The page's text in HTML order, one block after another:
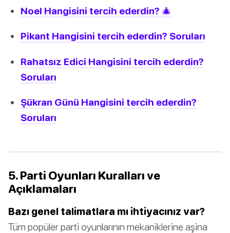
Noel Hangisini tercih ederdin? 🎄
Pikant Hangisini tercih ederdin? Soruları
Rahatsız Edici Hangisini tercih ederdin?
Soruları
Şükran Günü Hangisini tercih ederdin?
Soruları
5. Parti Oyunları Kuralları ve
Açıklamaları
Bazı genel talimatlara mı ihtiyacınız var?
Tüm popüler parti oyunlarının mekaniklerine aşina